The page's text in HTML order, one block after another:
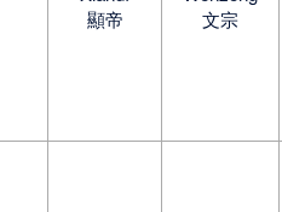
顯帝
文宗